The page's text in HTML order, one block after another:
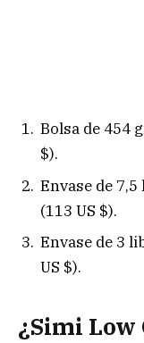
Bolsa de 454
$).
Envase de
(113 US $).
Envase de 3
US $).
¿Simi